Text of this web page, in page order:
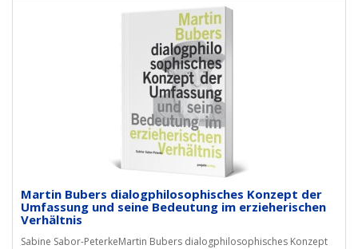
Martin Bubers dialogphilosophisches Konzept der
Umfassung und seine Bedeutung im erzieherischen
Verhältnis
Sabine Sabor-PeterkeMartin Bubers dialogphilosophisches Konzept